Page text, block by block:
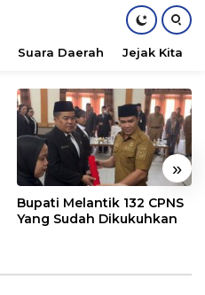
Suara Daerah Jejak Kita
»
Bupati Melantik 132 CPNS
Yang Sudah Dikukuhkan